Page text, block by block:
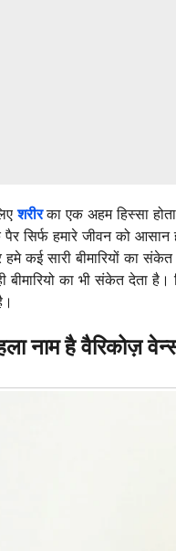
शरीरका एक अहम हिस्सा
हमारे जीवन को आसान
कई सारी बीमारियों का
बीमारियो का भी संकेत देता
नाम है वैरिकोज़